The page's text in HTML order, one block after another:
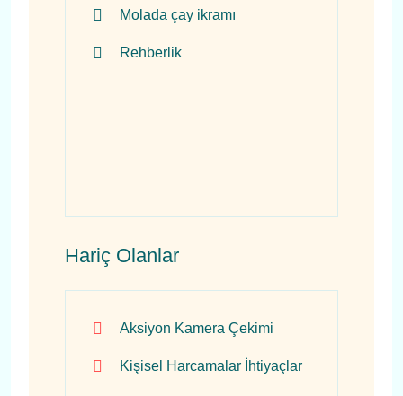
Molada çay ikramı
Rehberlik
Hariç Olanlar
Aksiyon Kamera Çekimi
Kişisel Harcamalar İhtiyaçlar